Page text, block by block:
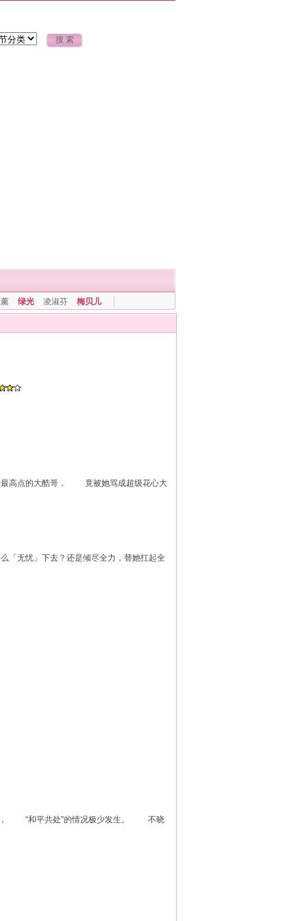
绿光 凌淑芬 梅贝儿
高点的大酷哥， 竟被她骂成超级花心大
无忧」下去？还是倾尽全力，替她扛起全
， “和平共处”的情况极少发生。 不晓